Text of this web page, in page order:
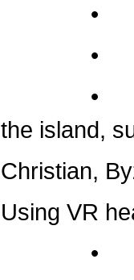
•
• The
•
the island,
Christian,
Using VR
•